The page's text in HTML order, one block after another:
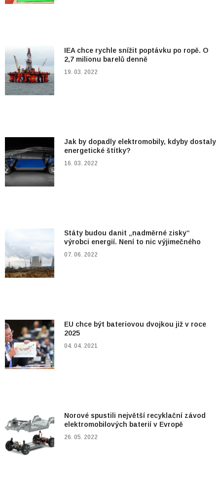
IEA chce rychle snížit poptávku po ropě. O
2,7 milionu barelů denně
19. 03. 2022
Jak by dopadly elektromobily, kdyby dostaly
energetické štítky?
16. 03. 2022
Státy budou danit „nadměrné zisky“
výrobci energií. Není to nic výjimečného
07. 06. 2022
EU chce být bateriovou dvojkou již v roce
2025
04. 04. 2021
Norové spustili největší recyklační závod
elektromobilových baterií v Evropě
26. 05. 2022